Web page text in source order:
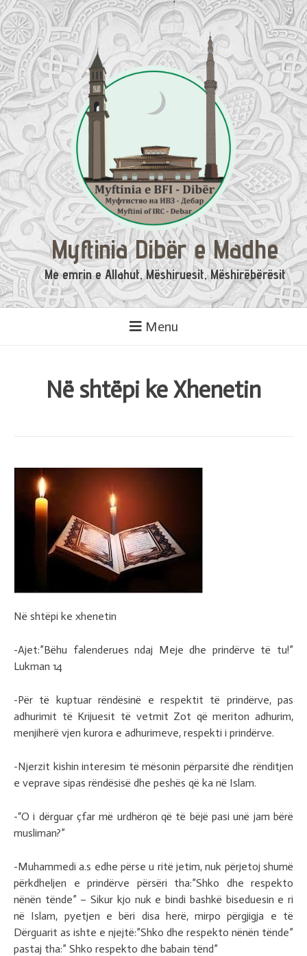
Skip
to
content
Myftinia Dibër e Madhe
Me emrin e Allahut, Mëshiruesit, Mëshirëbërësit
Menu
Në shtëpi ke Xhenetin
Në shtëpi ke xhenetin
-Ajet:”Bëhu falenderues ndaj Meje dhe prindërve të tu!”
Lukman 14
-Për të kuptuar rëndësinë e respektit të prindërve, pas
adhurimit të Krijuesit të vetmit Zot që meriton adhurim,
menjiherë vjen kurora e adhurimeve, respekti i prindërve.
-Njerzit kishin interesim të mësonin përparsitë dhe rënditjen
e veprave sipas rëndësisë dhe peshës që ka në Islam.
-“O i dërguar çfar më urdhëron që të bëjë pasi unë jam bërë
musliman?”
-Muhammedi a.s edhe përse u ritë jetim, nuk përjetoj shumë
përkdheljen e prindërve përsëri tha:”Shko dhe respekto
nënën tënde” – Sikur kjo nuk e bindi bashkë biseduesin e ri
në Islam, pyetjen e bëri disa herë, mirpo përgjigja e të
Dërguarit as ishte e njejtë:”Shko dhe respekto nënën tënde”
pastaj tha:” Shko respekto dhe babain tënd”